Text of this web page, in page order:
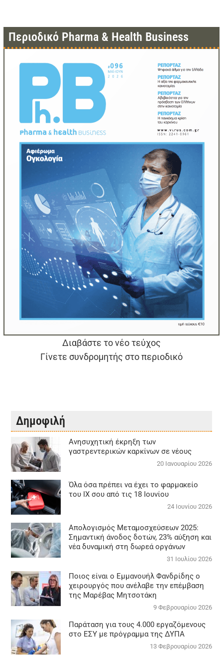
Περιοδικό Pharma & Health Business
Διαβάστε το νέο τεύχος
Γίνετε συνδρομητής στο περιοδικό
Δημοφιλή
Aνησυχητική έκρηξη των
γαστρεντερικών καρκίνων σε νέους
20 Ιανουαρίου 2026
Όλα όσα πρέπει να έχει το φαρμακείο
του ΙΧ σου από τις 18 Ιουνίου
24 Ιουνίου 2026
Απολογισμός Μεταμοσχεύσεων 2025:
Σημαντική άνοδος δοτών, 23% αύξηση και
νέα δυναμική στη δωρεά οργάνων
31 Ιουλίου 2026
Ποιος είναι ο Εμμανουήλ Φανδρίδης ο
χειρουργός που ανέλαβε την επέμβαση
της Μαρέβας Μητσοτάκη
9 Φεβρουαρίου 2026
Παράταση για τους 4.000 εργαζόμενους
στο ΕΣΥ με πρόγραμμα της ΔΥΠΑ
13 Φεβρουαρίου 2026